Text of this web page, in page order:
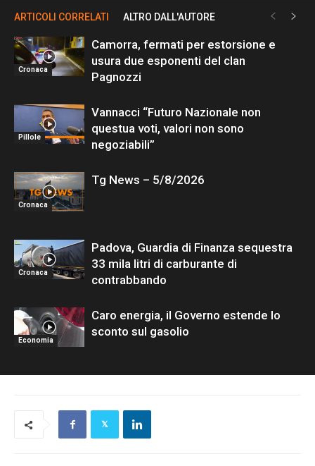
ARTICOLI CORRELATI ALTRO DALL'AUTORE
Cronaca
Camorra, fermati per estorsione e
usura due esponenti del clan
Pagnozzi
Pillole
Vannacci “Futuro Nazionale non
questua voti, valori non sono
negoziabili”
Cronaca
Tg News – 5/8/2026
Cronaca
Padova, Guardia di Finanza sequestra
33 mila litri di carburante di
contrabbando
Economia
Caro energia, il Governo estende lo
sconto sul gasolio